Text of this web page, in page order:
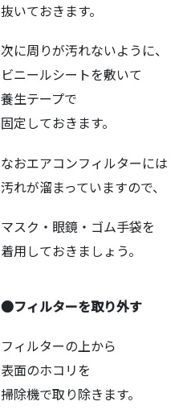
抜いておきます。
次に周りが汚れないように、
ビニールシートを敷いて
養生テープで
固定しておきます。
なおエアコンフィルターには
汚れが溜まっていますので、
マスク・眼鏡・ゴム手袋を
着用しておきましょう。
●フィルターを取り外す
フィルターの上から
表面のホコリを
掃除機で取り除きます。